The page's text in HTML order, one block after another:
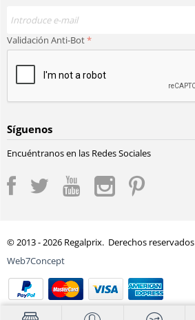
Validación Anti-Bot
Síguenos
Encuéntranos en las Redes Sociales
© 2013 - 2026 Regalprix. Derechos reservados
Web7Concept